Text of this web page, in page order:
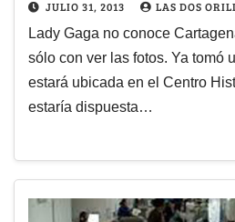
JULIO 31, 2013 LAS DOS
Lady Gaga no conoce
sólo con ver las fotos. Ya tomó
estará ubicada en el Centro
estaría dispuesta…